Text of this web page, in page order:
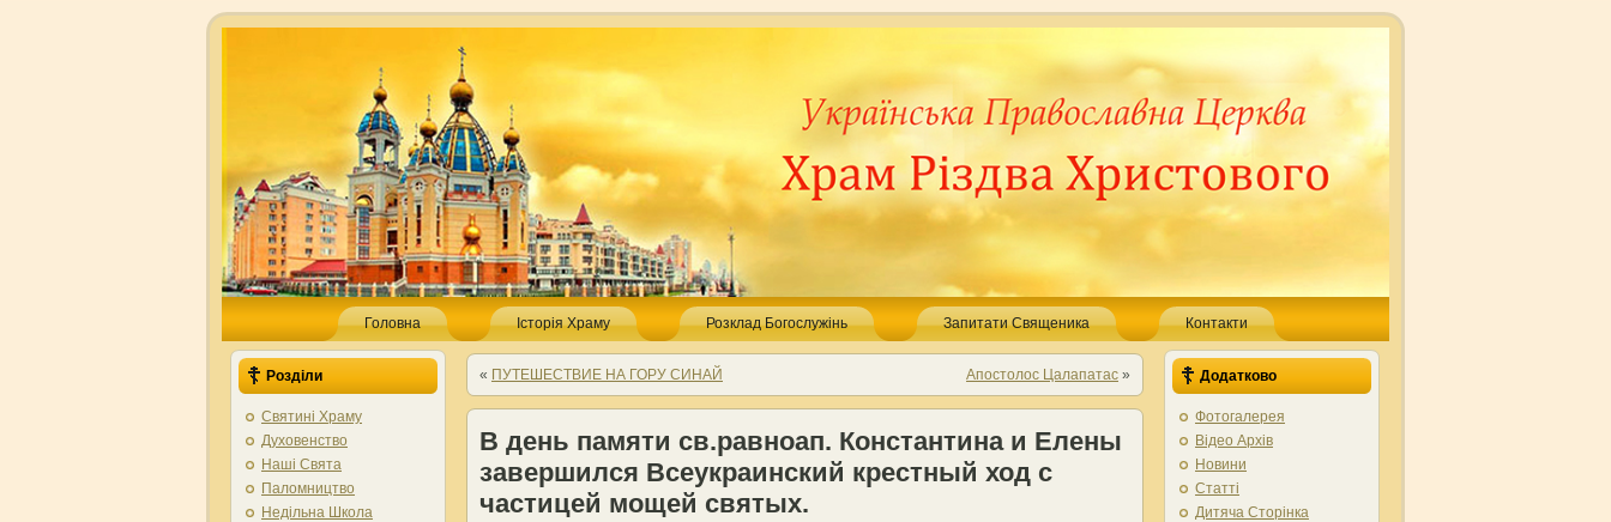
Головна Історія Храму Розклад Богослужінь Запитати Священика Контакти
Розділи
Святині Храму
Духовенство
Наші Свята
Паломництво
Недільна Школа
« ПУТЕШЕСТВИЕ НА ГОРУ СИНАЙ Апостолос Цалапатас »
В день памяти св.равноап. Константина и Елены
завершился Всеукраинский крестный ход с
частицей мощей святых.
Додатково
Фотогалерея
Відео Архів
Новини
Статті
Дитяча Сторінка